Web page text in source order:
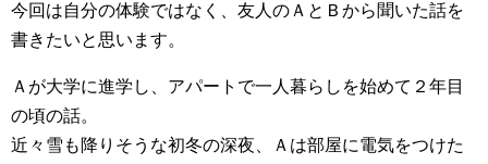
今回は自分の体験ではなく、友人のＡとＢから聞いた話を
書きたいと思います。
Ａが大学に進学し、アパートで一人暮らしを始めて２年目
の頃の話。
近々雪も降りそうな初冬の深夜、Ａは部屋に電気をつけた